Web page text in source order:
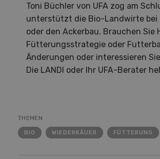
Toni Büchler von UFA zog am
unterstützt die Bio-Landwirte bei
oder den Ackerbau. Brauchen
Fütterungsstrategie oder
Änderungen oder interessieren
Die LANDI oder Ihr UFA-Berater
THEMEN
BIO WIEDERKÄUER FÜTTERUNG